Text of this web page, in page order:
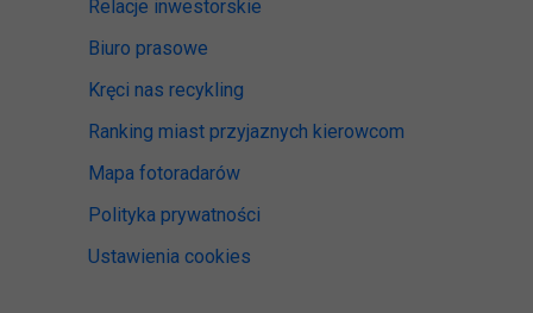
Relacje inwestorskie
Biuro prasowe
Kręci nas recykling
Ranking miast przyjaznych kierowcom
Mapa fotoradarów
Polityka prywatności
Ustawienia cookies